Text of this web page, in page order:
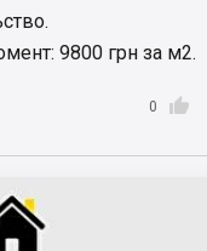
9800 грн за м2.

0